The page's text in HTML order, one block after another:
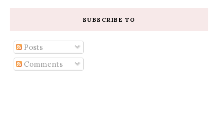
SUBSCRIBE TO
Posts
Comments